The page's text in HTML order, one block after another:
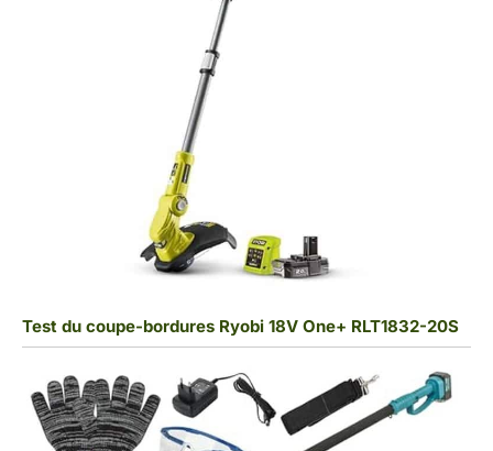
Test du coupe-bordures Ryobi 18V One+ RLT1832-20S